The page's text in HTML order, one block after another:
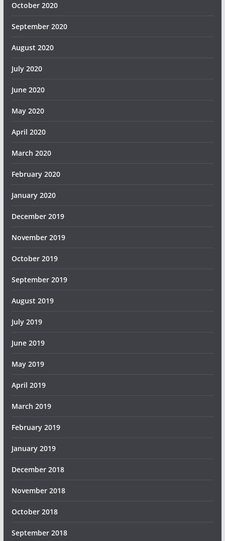
October 2020
September 2020
August 2020
July 2020
June 2020
May 2020
April 2020
March 2020
February 2020
January 2020
December 2019
November 2019
October 2019
September 2019
August 2019
July 2019
June 2019
May 2019
April 2019
March 2019
February 2019
January 2019
December 2018
November 2018
October 2018
September 2018